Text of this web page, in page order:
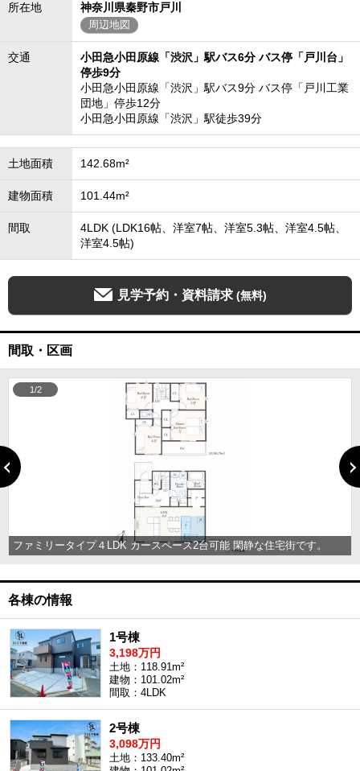
所在地 神奈川県秦野市戸川
周辺地図
交通
小田急小田原線「渋沢」駅バス6分 バス停「戸川台」
停歩9分
小田急小田原線「渋沢」駅バス9分 バス停「戸川工業
団地」停歩12分
小田急小田原線「渋沢」駅徒歩39分
土地面積 142.68m²
建物面積 101.44m²
間取
4LDK (LDK16帖、洋室7帖、洋室5.3帖、洋室4.5帖、
洋室4.5帖)
見学予約・資料請求 (無料)
間取・区画
ファミリータイプ４LDK カースペース2台可能 閑静な住宅街です。
1/2
各棟の情報
1号棟
3,198万円
土地：118.91m²
建物：101.02m²
間取：4LDK
2号棟
3,098万円
土地：133.40m²